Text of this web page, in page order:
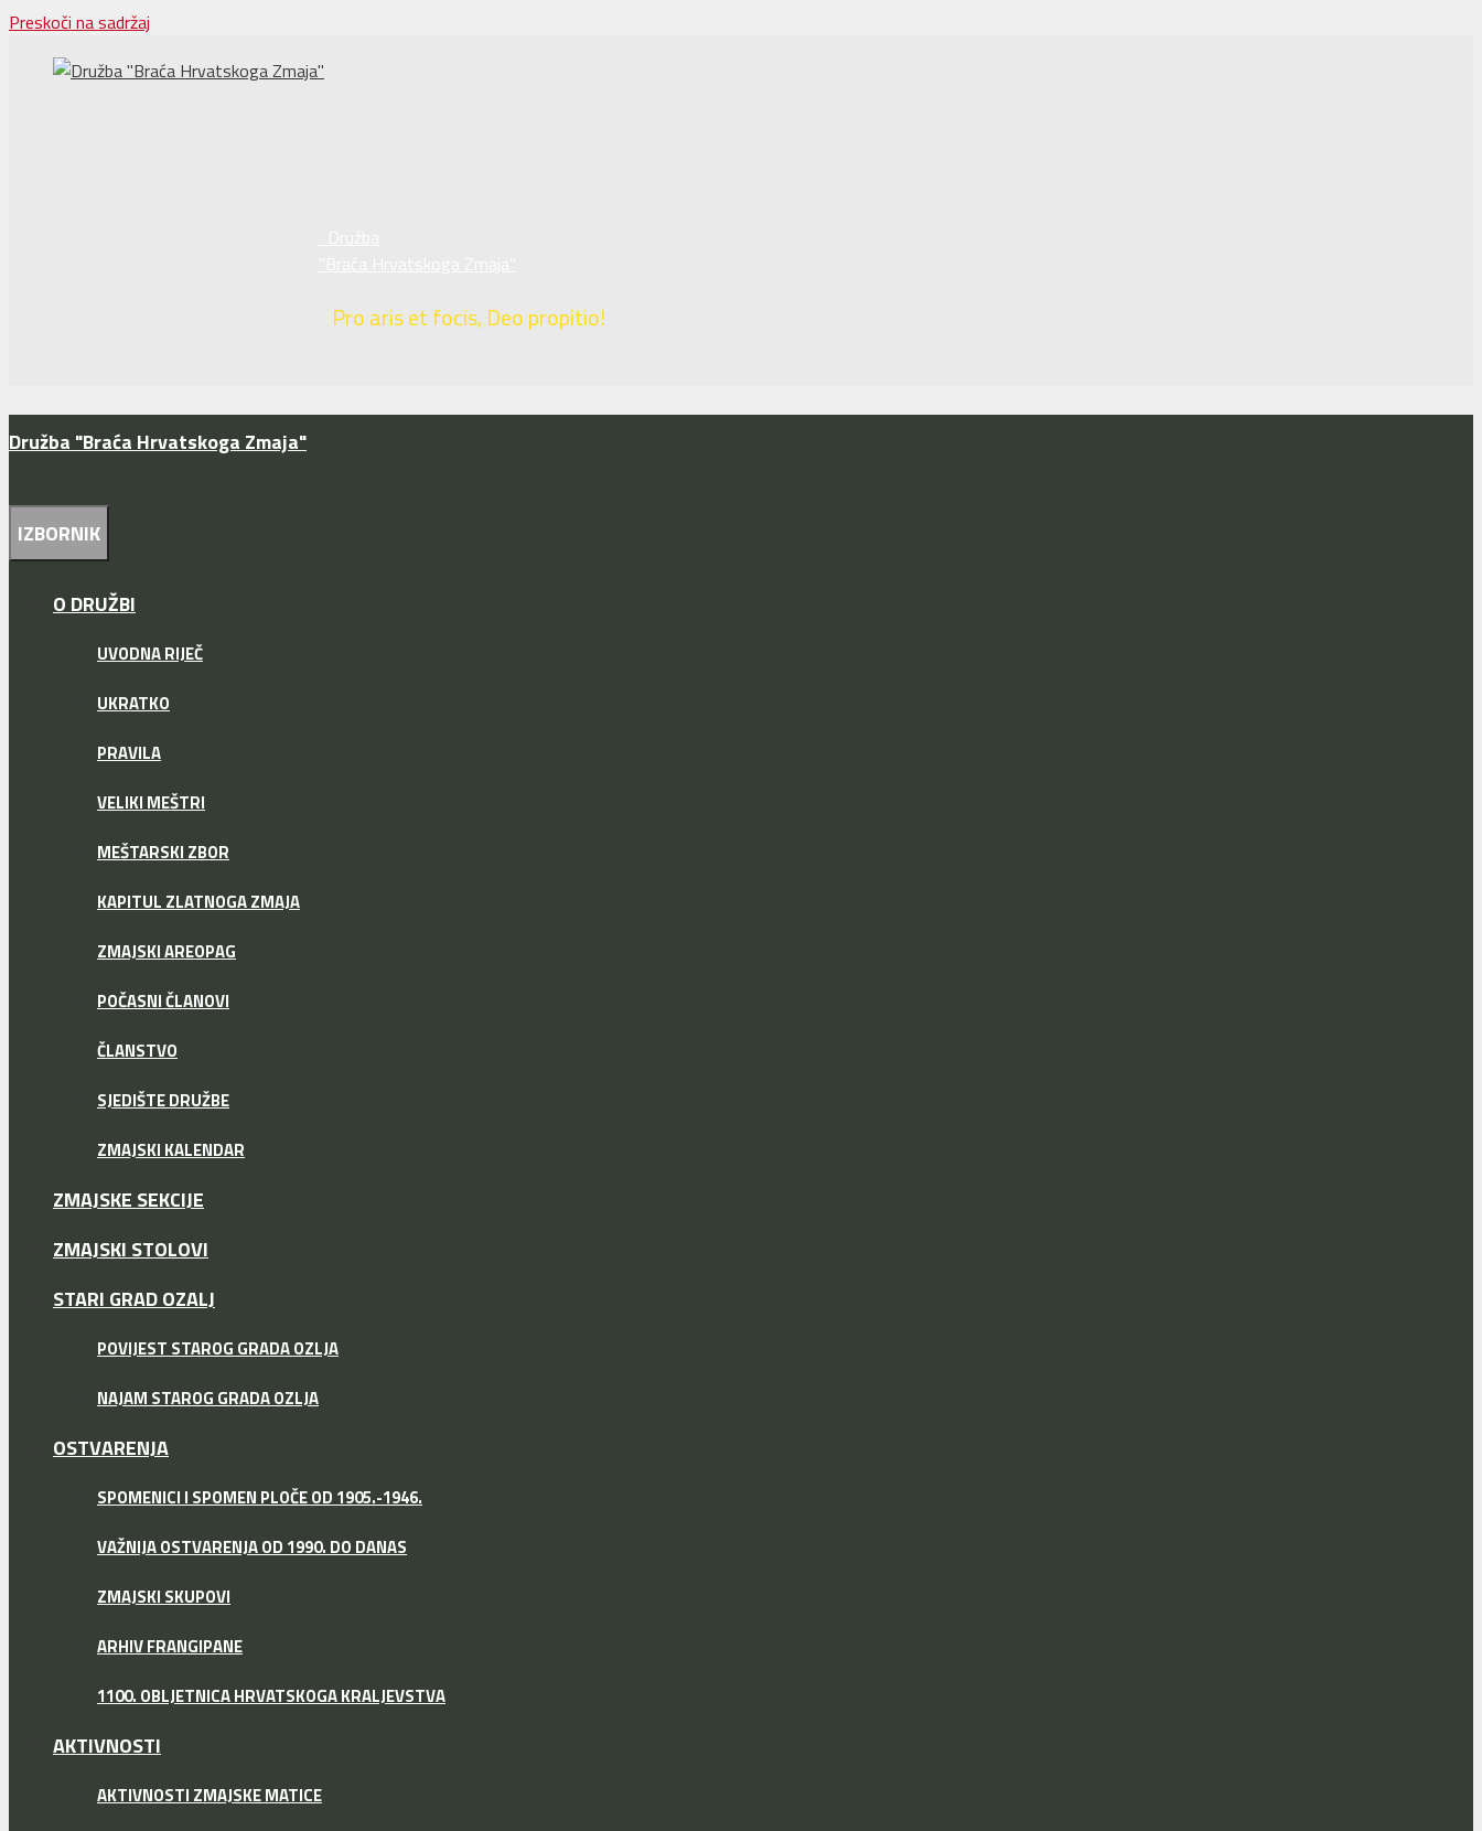
Preskoči na sadržaj
Pro aris et focis, Deo propitio!
Družba "Braća Hrvatskoga Zmaja"
IZBORNIK
O DRUŽBI
UVODNA RIJEČ
UKRATKO
PRAVILA
VELIKI MEŠTRI
MEŠTARSKI ZBOR
KAPITUL ZLATNOGA ZMAJA
ZMAJSKI AREOPAG
POČASNI ČLANOVI
ČLANSTVO
SJEDIŠTE DRUŽBE
ZMAJSKI KALENDAR
ZMAJSKE SEKCIJE
ZMAJSKI STOLOVI
STARI GRAD OZALJ
POVIJEST STAROG GRADA OZLJA
NAJAM STAROG GRADA OZLJA
OSTVARENJA
SPOMENICI I SPOMEN PLOČE OD 1905.-1946.
VAŽNIJA OSTVARENJA OD 1990. DO DANAS
ZMAJSKI SKUPOVI
ARHIV FRANGIPANE
1100. OBLJETNICA HRVATSKOGA KRALJEVSTVA
AKTIVNOSTI
AKTIVNOSTI ZMAJSKE MATICE